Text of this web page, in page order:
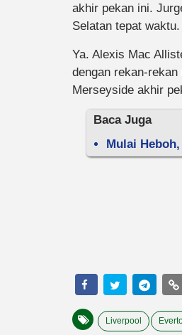
akhir pekan ini.
Selatan tepat waktu.
Ya. Alexis Mac
dengan rekan-
Merseyside akhir
Baca Juga
Mulai
Liverpool